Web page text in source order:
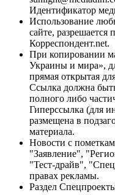
Идентификатор
Использование
сайте, разрешается
Корреспондент.net.
При копировании
Украины и мира»,
прямая открытая
Ссылка должна
полного либо
Гиперссылка (для
размещена в
материала.
Новости с
"Заявление",
"Тест-драйв",
правах рекламы.
Раздел